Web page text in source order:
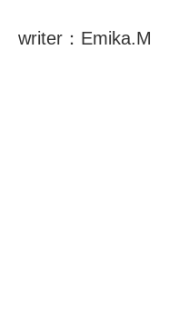
writer：Emika.M